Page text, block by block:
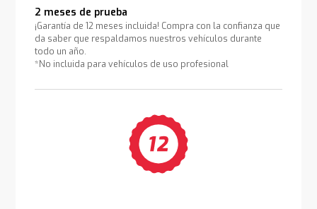
2 meses de prueba
¡Garantía de 12 meses incluida! Compra con la confianza que
da saber que respaldamos nuestros vehículos durante
todo un año.
*No incluida para vehículos de uso profesional